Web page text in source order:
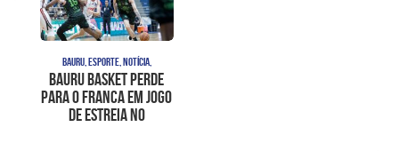
BAURU, ESPORTE, NOTÍCIA,
Bauru Basket perde
para o Franca em jogo
de estreia no